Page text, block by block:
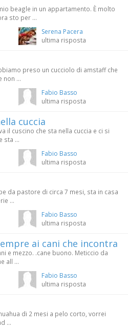
beagle in un appartamento. È molto
sto per ...
Serena Pacera
ultima risposta
preso un cucciolo di amstaff che
non ...
Fabio Basso
ultima risposta
cuccia
il cuscino che sta nella cuccia e ci si
sta ...
Fabio Basso
ultima risposta
da pastore di circa 7 mesi, sta in casa
...
Fabio Basso
ultima risposta
ai cani che incontra
e mezzo. .cane buono. Meticcio da
all ...
Fabio Basso
ultima risposta
di 2 mesi a pelo corto, vorrei
...